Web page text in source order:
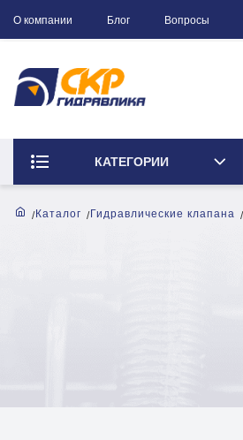
О компании Блог Вопросы
КАТЕГОРИИ
Каталог Гидравлические клапана